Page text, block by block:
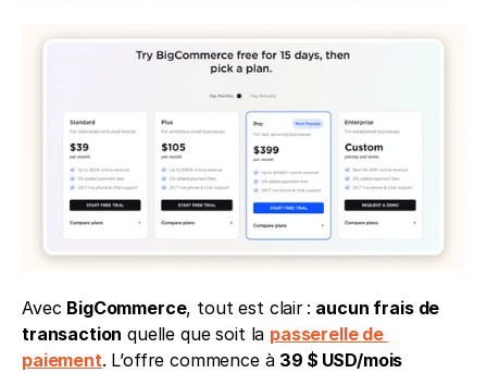
Avec BigCommerce, tout est clair : aucun frais de
transaction quelle que soit la passerelle de
paiement. L’offre commence à 39 $ USD/mois